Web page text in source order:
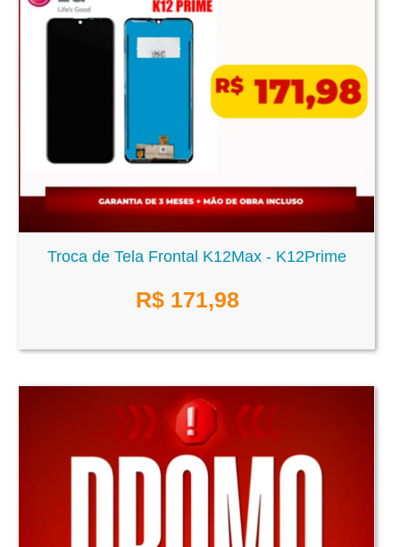
Troca de Tela Frontal K12Max - K12Prime
R$ 171,98